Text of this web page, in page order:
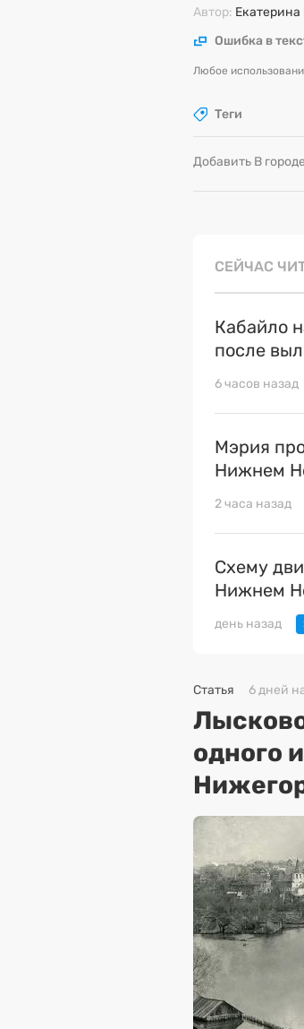
Автор:
Ошибка в
Любое
Теги
Добавить В
СЕЙЧАС
Кабайло
после
6 часов назад
Мэрия
Нижнем
2 часа назад
Схему
Нижнем
день назад
Статья 6 дней
одного